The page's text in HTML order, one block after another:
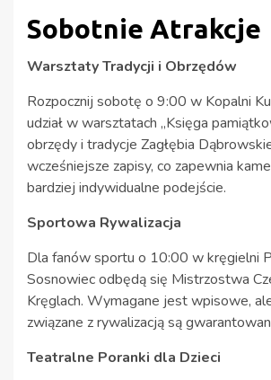
Sobotnie Atrakcje
Warsztaty Tradycji i Obrzędów
Rozpocznij sobotę o 9:00 w Kopalni
udział w warsztatach „Księga
obrzędy i tradycje Zagłębia
wcześniejsze zapisy, co zapewnia
bardziej indywidualne podejście.
Sportowa Rywalizacja
Dla fanów sportu o 10:00 w kręgielni
Sosnowiec odbędą się Mistrzostwa
Kręglach. Wymagane jest wpisowe,
związane z rywalizacją są
Teatralne Poranki dla Dzieci